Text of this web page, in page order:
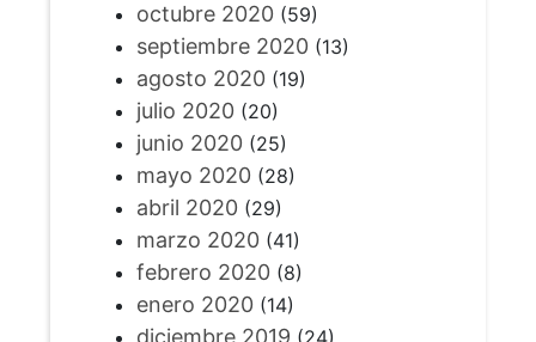
octubre 2020(59)
septiembre 2020(13)
agosto 2020(19)
julio 2020(20)
junio 2020(25)
mayo 2020(28)
abril 2020(29)
marzo 2020(41)
febrero 2020(8)
enero 2020(14)
diciembre 2019